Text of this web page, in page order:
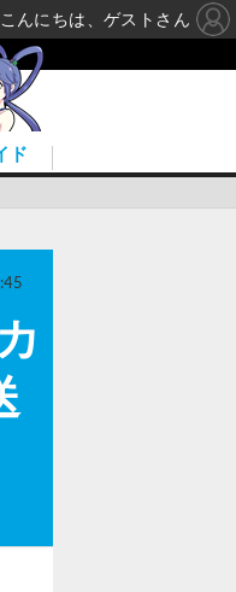
ド
こんにちは、ゲストさん